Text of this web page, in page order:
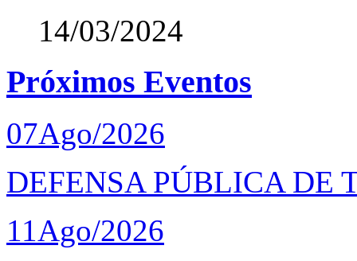
14/03/2024
Próximos Eventos
07Ago/2026
DEFENSA PÚBLICA DE
11Ago/2026